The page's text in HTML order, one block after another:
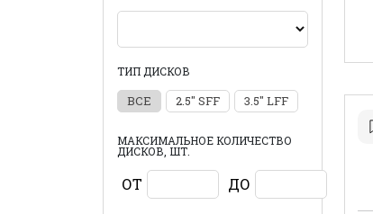
ТИП ДИСКОВ
ВСЕ 2.5" SFF 3.5" LFF
МАКСИМАЛЬНОЕ КОЛИЧЕСТВО
ДИСКОВ, ШТ.
ОТ ДО